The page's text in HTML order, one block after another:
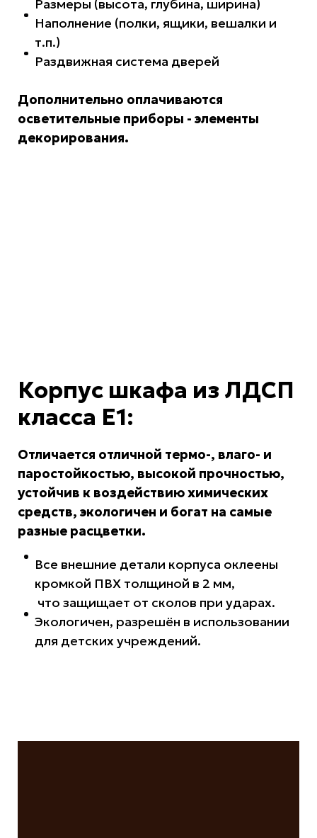
Размеры (высота, глубина, ширина)
Наполнение (полки, ящики, вешалки и
т.п.)
Раздвижная система дверей
Дополнительно оплачиваются
осветительные приборы - элементы
декорирования.
Корпус шкафа из ЛДСП
класса Е1:
Отличается отличной термо-, влаго- и
паростойкостью, высокой прочностью,
устойчив к воздействию химических
средств, экологичен и богат на самые
разные расцветки.
Все внешние детали корпуса оклеены
кромкой ПВХ толщиной в 2 мм,
что защищает от сколов при ударах.
Экологичен, разрешён в использовании
для детских учреждений.